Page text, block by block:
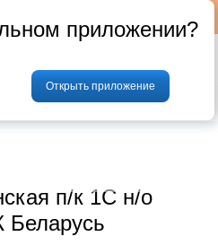
и овощи Мясо Птица
п/к 1С н/о
Беларусь
приложении?
Открыть приложение